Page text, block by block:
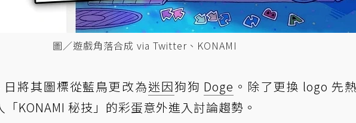
圖／遊戲角落合成 via Twitter、KONAMI
日將其圖標從藍鳥更改為迷因狗狗 Doge 。除了更換 logo 先
KONAMI 秘技」的彩蛋意外進入討論趨勢。